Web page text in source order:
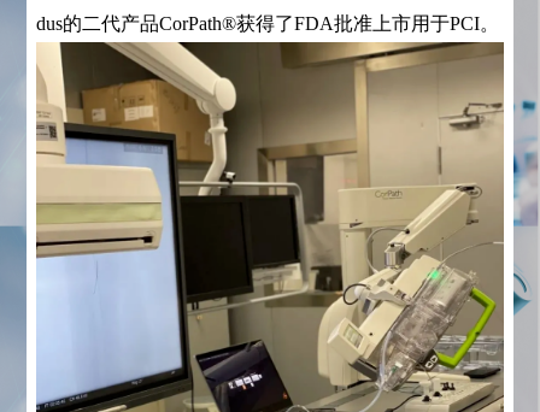
dus的二代产品CorPath®获得了FDA批准上市用于PCI。